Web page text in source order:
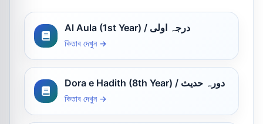
Al Aula (1st Year) / درجہ اولی
কিতাব দেখুন →
Dora e Hadith (8th Year) / دورہ حدیث
কিতাব দেখুন →